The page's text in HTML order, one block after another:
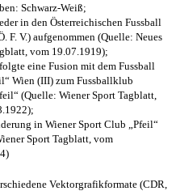
Schwarz-Weiß;
in den Österreichischen Fussball
F. V.) aufgenommen (Quelle: Neues
vom 19.07.1919);
eine Fusion mit dem Fussball
Wien (III) zum Fussballklub
(Quelle: Wiener Sport Tagblatt,
in Wiener Sport Club „Pfeil“
Sport Tagblatt, vom
Vektorgrafikformate (CDR,